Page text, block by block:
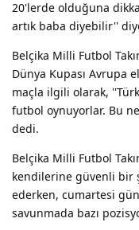
20'lerde olduğuna
artık baba diyebilir''
Belçika Milli Futbol
Dünya Kupası Avrupa
maçla ilgili olarak,
futbol oynuyorlar. Bu
dedi.
Belçika Milli Futbol
kendilerine güvenli bir
ederken, cumartesi
savunmada bazı